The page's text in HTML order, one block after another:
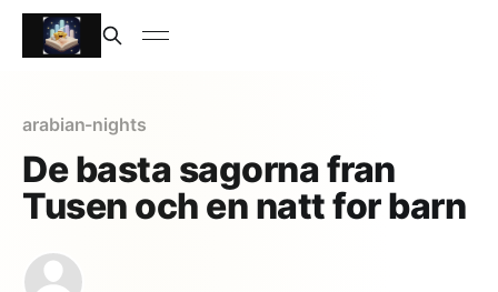
arabian-nights
De basta sagorna fran
Tusen och en natt for barn